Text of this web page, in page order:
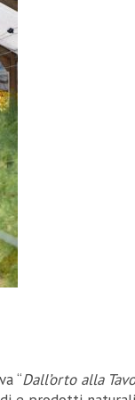
“Dall’orto alla